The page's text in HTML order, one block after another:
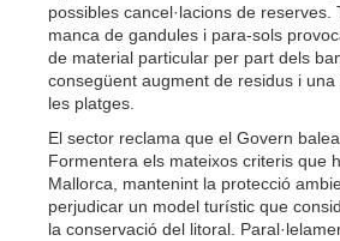
possibles cancel·lacions de reserves.
manca de gandules i para-sols
de material particular per part dels
consegüent augment de residus i
les platges.
El sector reclama que el Govern
Formentera els mateixos criteris que
Mallorca, mantenint la protecció
perjudicar un model turístic que
la conservació del litoral.